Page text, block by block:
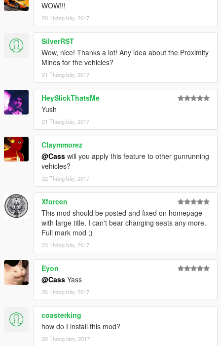
WOW!!!
20 Tháng bảy, 2017
SilverRST
Wow, nice! Thanks a lot! Any idea about the Proximity
Mines for the vehicles?
21 Tháng bảy, 2017
HeySlickThatsMe
Yush
21 Tháng bảy, 2017
Claymmorez
@Cass will you apply this feature to other gunrunning
vehicles?
22 Tháng bảy, 2017
Xforcen
This mod should be posted and fixed on homepage
with large title. I can't bear changing seats any more.
Full mark mod ;)
23 Tháng bảy, 2017
Eyon
@Cass Yass
26 Tháng bảy, 2017
coasterking
how do I install this mod?
22 Tháng tám, 2017